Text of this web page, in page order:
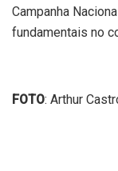
Campanha
fundamentais no
FOTO: Arthur